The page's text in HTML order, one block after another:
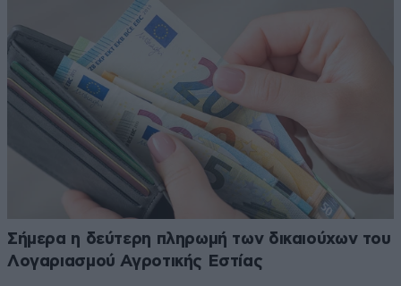
Σήμερα η δεύτερη πληρωμή των δικαιούχων του
Λογαριασμού Αγροτικής Εστίας